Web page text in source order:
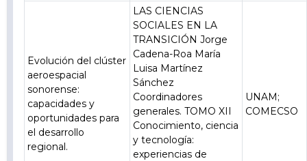
Evolución del clúster
aeroespacial
sonorense:
capacidades y
oportunidades para
el desarrollo
regional.
LAS CIENCIAS
SOCIALES EN LA
TRANSICIÓN Jorge
Cadena-Roa María
Luisa Martínez
Sánchez
Coordinadores
generales. TOMO XII
Conocimiento, ciencia
y tecnología:
experiencias de
UNAM;
COMECSO